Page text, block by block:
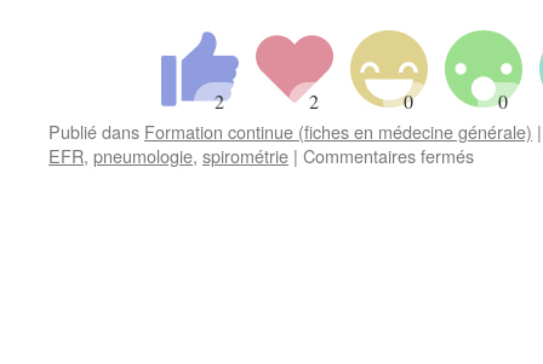
Publié dans Formation continue (fiches en médecine générale) |
EFR, pneumologie, spirométrie | Commentaires ferméssur